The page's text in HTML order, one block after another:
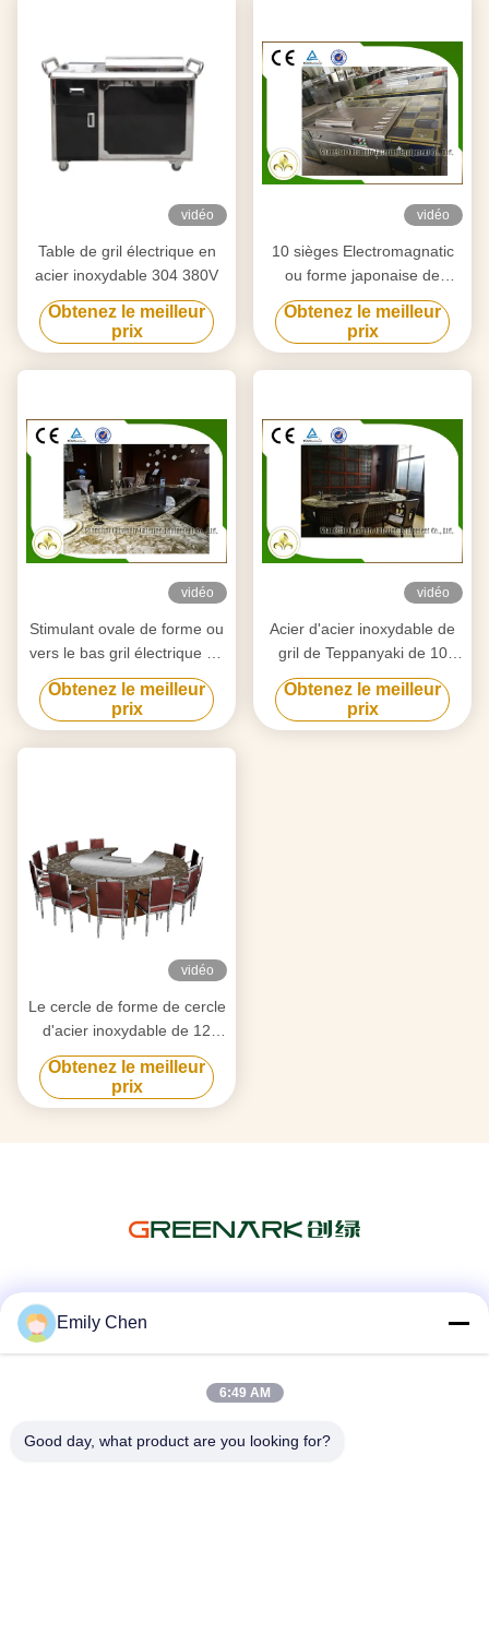
vidéo
Table de gril électrique en
acier inoxydable 304 380V
Obtenez le meilleur
prix
vidéo
10 sièges Electromagnatic
ou forme japonaise de
rectangle de Tableau de gril
de Teppanyaki de chauffage
par induction
Obtenez le meilleur
prix
vidéo
Stimulant ovale de forme ou
vers le bas gril électrique de
Teppanyaki d'appareils de
chauffage de tube
d'épuisement pour l'usage à
la maison
Obtenez le meilleur
prix
vidéo
Acier d'acier inoxydable de
gril de Teppanyaki de 10
sièges et allié japonais de
chauffage
électromagnétique
Obtenez le meilleur
prix
vidéo
Le cercle de forme de cercle
d'acier inoxydable de 12
sièges forment le Tableau
japonais de Teppanyaki
Obtenez le meilleur
prix
Emily Chen
6:49 AM
Good day, what product are you looking for?